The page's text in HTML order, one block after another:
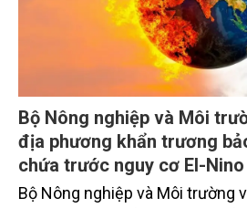
Bộ Nông nghiệp và Môi
địa phương khẩn trương
chứa trước nguy cơ El-Nino
Bộ Nông nghiệp và Môi trường